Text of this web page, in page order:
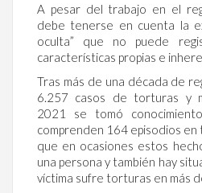
A pesar del trabajo en el
debe tenerse en cuenta la
oculta” que no puede
características propias e
Tras más de una década de
6.257 casos de torturas y
2021 se tomó
comprenden 164 episodios
que en ocasiones estos
una persona y también hay
víctima sufre torturas en más